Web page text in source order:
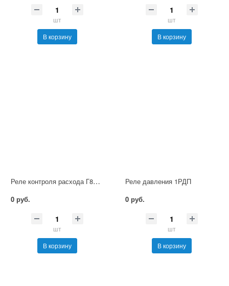
шт
В корзину
шт
В корзину
Реле контроля расхода Г8К-3М151-22-М1
0 руб.
шт
В корзину
Реле давления 1РДП
0 руб.
шт
В корзину